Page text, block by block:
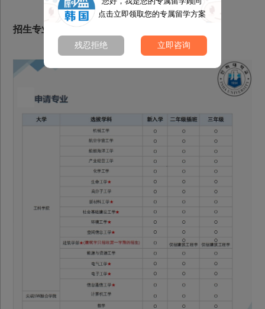
招生专业
点击立即领取您的专属留学方案
残忍拒绝 立即咨询